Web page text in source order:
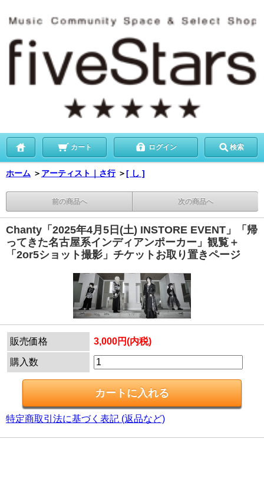
カート ログイン 検索
ホーム ＞ アーティスト｜さ行 ＞[ し ]
前の商品へ 次の商品へ
Chanty「2025年4月5日(土) INSTORE EVENT」「帰
ってきた名古屋系インディアンポーカー」観覧＋
「2or5ショット撮影」チケットお取り置きページ
販売価格 3,000円(内税)
購入数
特定商取引法に基づく表記 (返品など)